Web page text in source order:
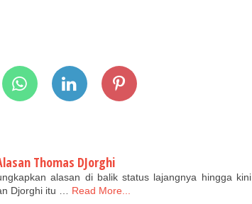
Thomas DJorghi
alasan di balik status lajangnya hingga kini
Djorghi itu …
Read More...